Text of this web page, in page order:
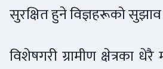
सुरक्षित हुने विज्ञहरूको
विशेषगरी ग्रामीण क्षेत्रका